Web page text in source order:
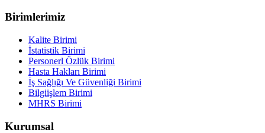
Birimlerimiz
Kalite Birimi
İstatistik Birimi
Personerl Özlük Birimi
Hasta Hakları Birimi
İş Sağlığı Ve Güvenliği Birimi
Bilgiişlem Birimi
MHRS Birimi
Kurumsal